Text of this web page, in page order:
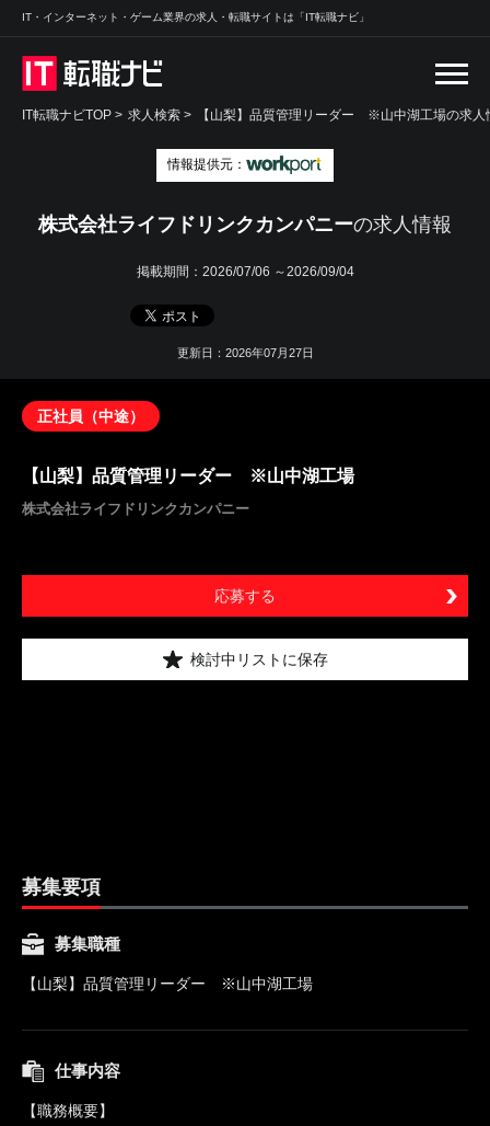
IT・インターネット・ゲーム業界の求人・転職サイトは「IT転職ナビ」
IT転職ナビTOP > 求人検索 > 【山梨】品質管理リーダー ※山中湖工場の求人
情報提供元：
株式会社ライフドリンクカンパニーの求人情報
掲載期間： 2026/07/06 ～2026/09/04
更新日：2026年07月27日
正社員（中途）
【山梨】品質管理リーダー ※山中湖工場
株式会社ライフドリンクカンパニー
応募する
検討中リストに保存
募集要項
募集職種
【山梨】品質管理リーダー ※山中湖工場
仕事内容
【職務概要】